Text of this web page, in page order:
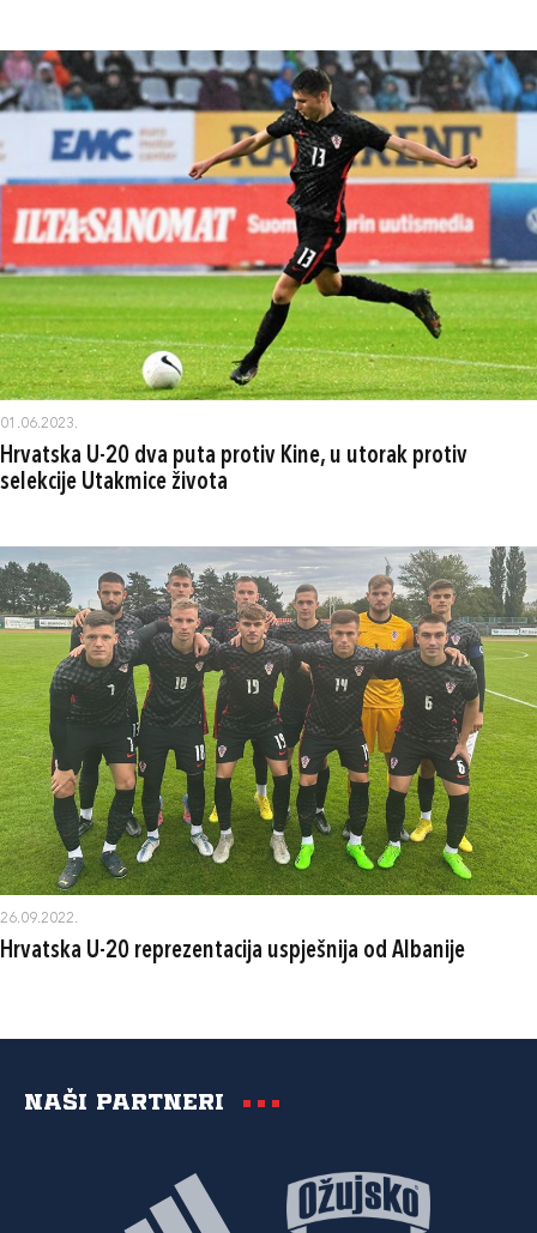
01.06.2023.
Hrvatska U-20 dva puta protiv Kine, u utorak protiv
selekcije Utakmice života
26.09.2022.
Hrvatska U-20 reprezentacija uspješnija od Albanije
Naši partneri